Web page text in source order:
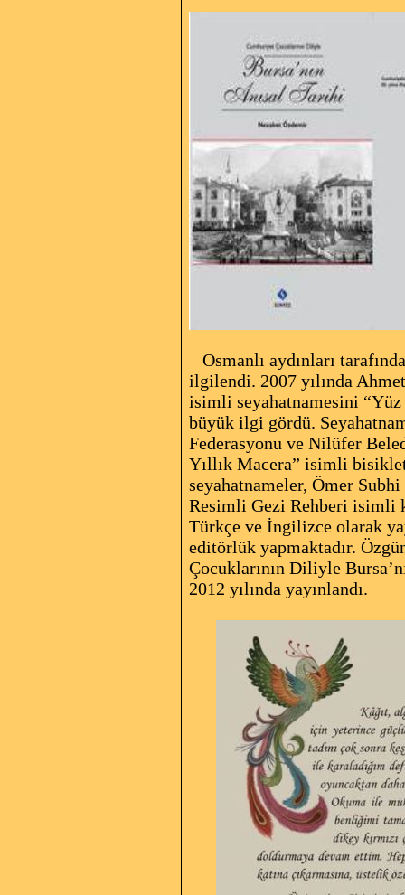
Osmanlı aydınları
ilgilendi. 2007 yılında
isimli seyahatnamesini
büyük ilgi gördü.
Federasyonu ve Nilüfer
Yıllık Macera” isimli
seyahatnameler, Ömer
Resimli Gezi Rehberi isimli
Türkçe ve İngilizce olarak
editörlük yapmaktadır.
Çocuklarının Diliyle
2012 yılında yayınlandı.